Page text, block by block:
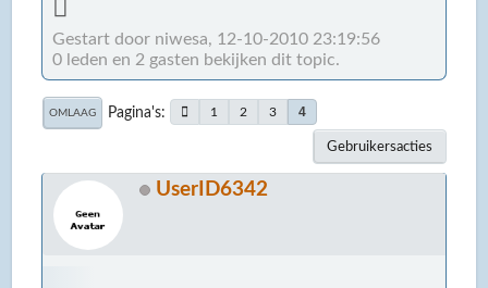
Gestart door niwesa, 12-10-2010 23:19:56
0 leden en 2 gasten bekijken dit topic.
OMLAAG Pagina's 1 2 3 4
Gebruikersacties
UserID6342